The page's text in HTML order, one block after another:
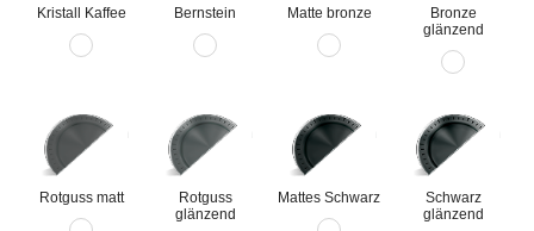
Kristall Kaffee Bernstein Matte bronze
Bronze
glänzend
Rotguss matt
Rotguss
glänzend
Mattes Schwarz
Schwarz
glänzend